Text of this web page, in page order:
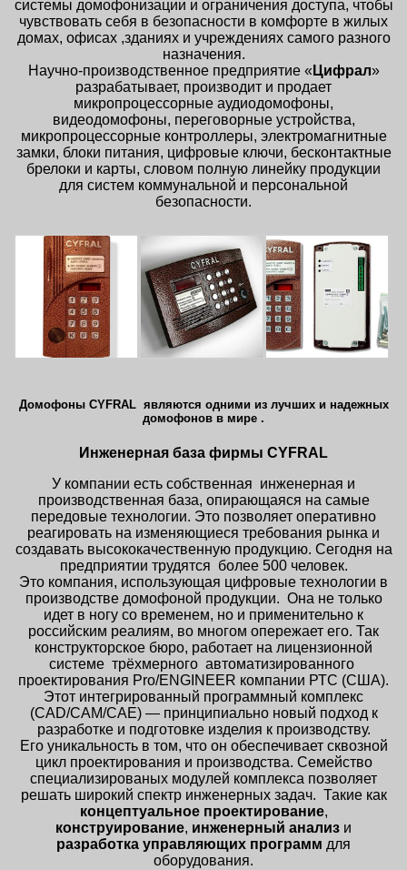
системы домофонизации и ограничения доступа, чтобы
чувствовать себя в безопасности в комфорте в жилых
домах, офисах ,зданиях и учреждениях самого разного
назначения.
Научно-производственное предприятие « Цифрал»
разрабатывает, производит и продает
микропроцессорные аудиодомофоны,
видеодомофоны, переговорные устройства,
микропроцессорные контроллеры, электромагнитные
замки, блоки питания, цифровые ключи, бесконтактные
брелоки и карты, словом полную линейку продукции
для систем коммунальной и персональной
безопасности.
Домофоны CYFRAL являются одними из лучших и надежных
домофонов в мире .
Инженерная база фирмы CYFRAL
У компании есть собственная инженерная и
производственная база, опирающаяся на самые
передовые технологии. Это позволяет оперативно
реагировать на изменяющиеся требования рынка и
создавать высококачественную продукцию. Сегодня на
предприятии трудятся более 500 человек.
Это компания, использующая цифровые технологии в
производстве домофоной продукции. Она не только
идет в ногу со временем, но и применительно к
российским реалиям, во многом опережает его. Так
конструкторское бюро, работает на лицензионной
системе трёхмерного автоматизированного
проектирования Pro/ENGINEER компании РТС (США).
Этот интегрированный программный комплекс
(CAD/CAM/CAE) — принципиально новый подход к
разработке и подготовке изделия к производству.
Его уникальность в том, что он обеспечивает сквозной
цикл проектирования и производства. Семейство
специализированых модулей комплекса позволяет
решать широкий спектр инженерных задач. Такие как
концептуальное проектирование,
конструирование, инженерный анализ и
разработка управляющих программ для
оборудования.